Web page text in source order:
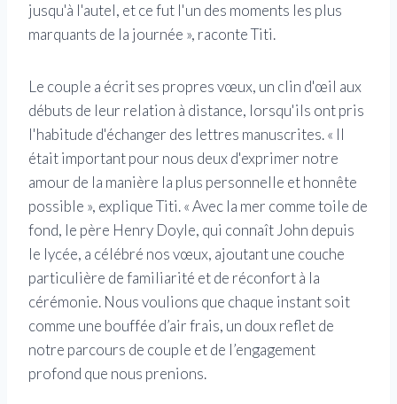
jusqu'à l'autel, et ce fut l'un des moments les plus
marquants de la journée », raconte Titi.
Le couple a écrit ses propres vœux, un clin d'œil aux
débuts de leur relation à distance, lorsqu'ils ont pris
l'habitude d'échanger des lettres manuscrites. « Il
était important pour nous deux d'exprimer notre
amour de la manière la plus personnelle et honnête
possible », explique Titi. « Avec la mer comme toile de
fond, le père Henry Doyle, qui connaît John depuis
le lycée, a célébré nos vœux, ajoutant une couche
particulière de familiarité et de réconfort à la
cérémonie. Nous voulions que chaque instant soit
comme une bouffée d’air frais, un doux reflet de
notre parcours de couple et de l’engagement
profond que nous prenions.